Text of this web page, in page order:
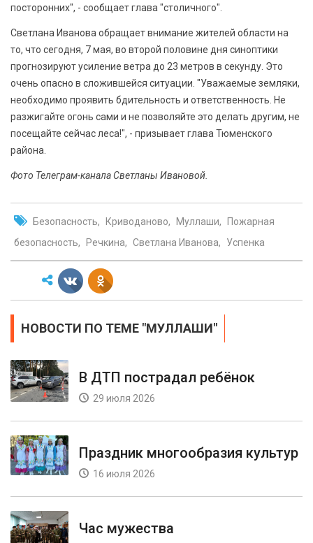
посторонних", - сообщает глава "столичного".
Светлана Иванова обращает внимание жителей области на
то, что сегодня, 7 мая, во второй половине дня синоптики
прогнозируют усиление ветра до 23 метров в секунду. Это
очень опасно в сложившейся ситуации. "Уважаемые земляки,
необходимо проявить бдительность и ответственность. Не
разжигайте огонь сами и не позволяйте это делать другим, не
посещайте сейчас леса!", - призывает глава Тюменского
района.
Фото Телеграм-канала Светланы Ивановой.
Безопасность Криводаново Муллаши
Пожарная
безопасность
Речкина Светлана Иванова Успенка
НОВОСТИ ПО ТЕМЕ "МУЛЛАШИ"
В ДТП пострадал ребёнок
29 июля 2026
Праздник многообразия культур
16 июля 2026
Час мужества